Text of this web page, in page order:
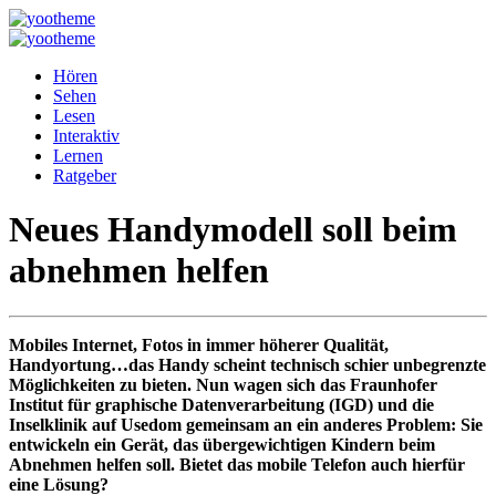
Hören
Sehen
Lesen
Interaktiv
Lernen
Ratgeber
Neues Handymodell soll beim
abnehmen helfen
Mobiles Internet, Fotos in immer höherer Qualität,
Handyortung…das Handy scheint technisch schier unbegrenzte
Möglichkeiten zu bieten. Nun wagen sich das Fraunhofer
Institut für graphische Datenverarbeitung (IGD) und die
Inselklinik auf Usedom gemeinsam an ein anderes Problem: Sie
entwickeln ein Gerät, das übergewichtigen Kindern beim
Abnehmen helfen soll. Bietet das mobile Telefon auch hierfür
eine Lösung?